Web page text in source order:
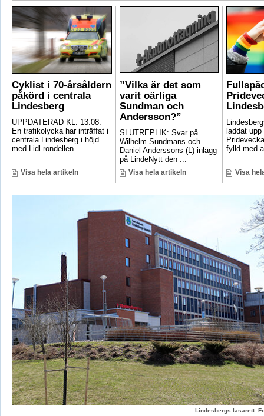
Cyklist i 70-årsåldern
påkörd i centrala
Lindesberg
UPPDATERAD KL. 13.08:
En trafikolycka har inträffat i
centrala Lindesberg i höjd
med Lidl-rondellen. ...
Visa hela artikeln
”Vilka är det som
varit oärliga
Sundman och
Andersson?”
SLUTREPLIK: Svar på
Wilhelm Sundmans och
Daniel Anderssons (L) inlägg
på LindeNytt den ...
Visa hela artikeln
laddat
fylld med
Visa
Lindesbergs lasarett.